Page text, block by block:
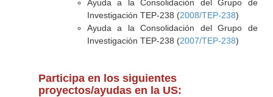
Ayuda a la Consolidación del Grupo de
Investigación TEP-238 (2008/TEP-238)
Ayuda a la Consolidación del Grupo de
Investigación TEP-238 (2007/TEP-238)
Participa en los siguientes
proyectos/ayudas en la US: